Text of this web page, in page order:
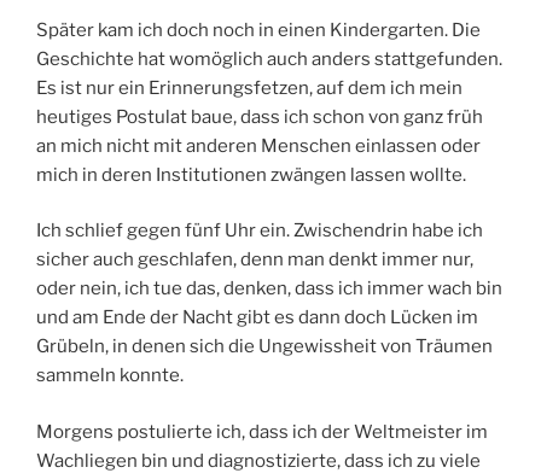
Später kam ich doch noch in einen Kindergarten. Die
Geschichte hat womöglich auch anders stattgefunden.
Es ist nur ein Erinnerungsfetzen, auf dem ich mein
heutiges Postulat baue, dass ich schon von ganz früh
an mich nicht mit anderen Menschen einlassen oder
mich in deren Institutionen zwängen lassen wollte.
Ich schlief gegen fünf Uhr ein. Zwischendrin habe ich
sicher auch geschlafen, denn man denkt immer nur,
oder nein, ich tue das, denken, dass ich immer wach bin
und am Ende der Nacht gibt es dann doch Lücken im
Grübeln, in denen sich die Ungewissheit von Träumen
sammeln konnte.
Morgens postulierte ich, dass ich der Weltmeister im
Wachliegen bin und diagnostizierte, dass ich zu viele